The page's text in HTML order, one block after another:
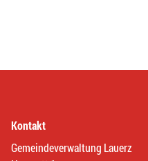
Kontakt
Gemeindeverwaltung Lauerz